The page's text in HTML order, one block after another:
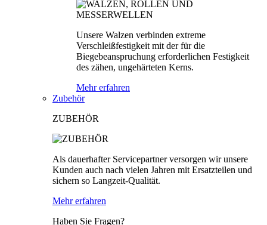
Unsere Walzen verbinden extreme
Verschleißfestigkeit mit der für die
Biegebeanspruchung erforderlichen Festigkeit
des zähen, ungehärteten Kerns.
Mehr erfahren
Zubehör
ZUBEHÖR
Als dauerhafter Servicepartner versorgen wir unsere
Kunden auch nach vielen Jahren mit Ersatzteilen und
sichern so Langzeit-Qualität.
Mehr erfahren
Haben Sie Fragen?